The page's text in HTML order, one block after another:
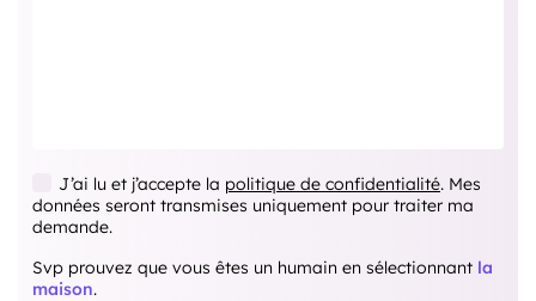
J’ai lu et j’accepte la politique de confidentialité. Mes
données seront transmises uniquement pour traiter ma
demande.
Svp prouvez que vous êtes un humain en sélectionnant la
maison.